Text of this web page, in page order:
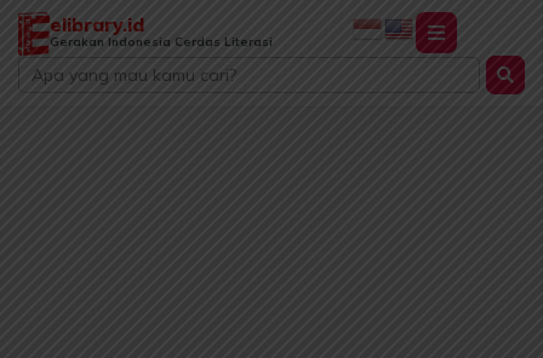
Lewati
konten
elibrary.id
Gerakan Indonesia Cerdas Literasi
Search
...